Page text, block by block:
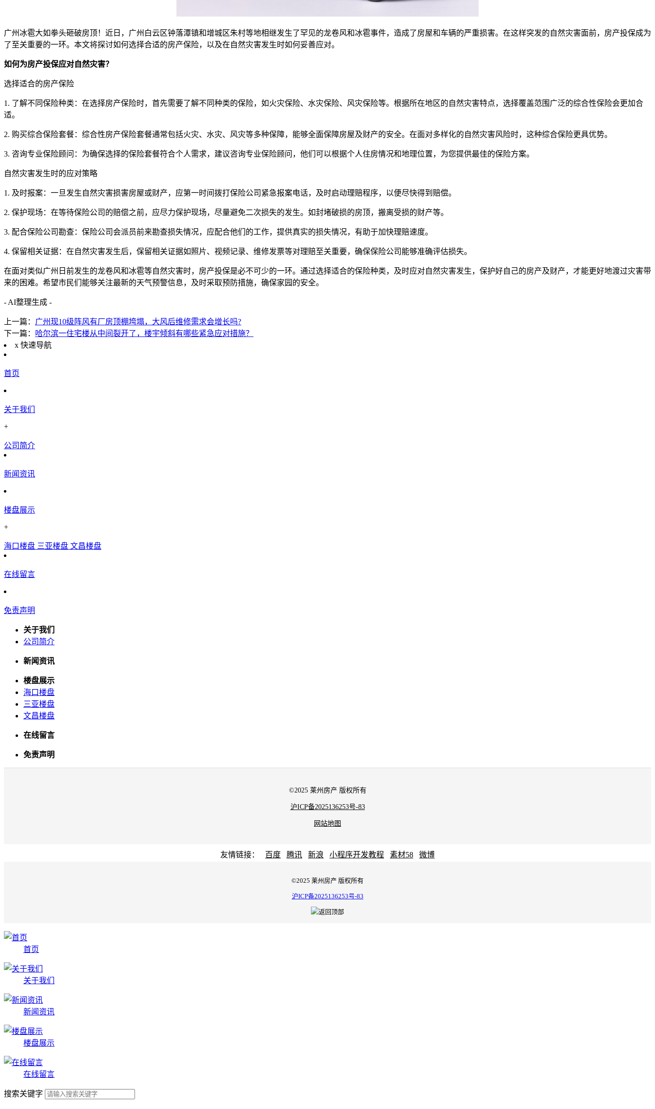
广州冰雹大如拳头砸破房顶！近日，广州白云区钟落潭镇和增城区朱村等地相继发生了罕见的龙卷风和冰雹事件，造成了房屋和车辆的严重损害。在这样突发的自然灾害面前，房产投保成为
了至关重要的一环。本文将探讨如何选择合适的房产保险，以及在自然灾害发生时如何妥善应对。
如何为房产投保应对自然灾害？
选择适合的房产保险
1. 了解不同保险种类：在选择房产保险时，首先需要了解不同种类的保险，如火灾保险、水灾保险、风灾保险等。根据所在地区的自然灾害特点，选择覆盖范围广泛的综合性保险会更加合
适。
2. 购买综合保险套餐：综合性房产保险套餐通常包括火灾、水灾、风灾等多种保障，能够全面保障房屋及财产的安全。在面对多样化的自然灾害风险时，这种综合保险更具优势。
3. 咨询专业保险顾问：为确保选择的保险套餐符合个人需求，建议咨询专业保险顾问，他们可以根据个人住房情况和地理位置，为您提供最佳的保险方案。
自然灾害发生时的应对策略
1. 及时报案：一旦发生自然灾害损害房屋或财产，应第一时间拨打保险公司紧急报案电话，及时启动理赔程序，以便尽快得到赔偿。
2. 保护现场：在等待保险公司的赔偿之前，应尽力保护现场，尽量避免二次损失的发生。如封堵破损的房顶，搬离受损的财产等。
3. 配合保险公司勘查：保险公司会派员前来勘查损失情况，应配合他们的工作，提供真实的损失情况，有助于加快理赔速度。
4. 保留相关证据：在自然灾害发生后，保留相关证据如照片、视频记录、维修发票等对理赔至关重要，确保保险公司能够准确评估损失。
在面对类似广州日前发生的龙卷风和冰雹等自然灾害时，房产投保是必不可少的一环。通过选择适合的保险种类，及时应对自然灾害发生，保护好自己的房产及财产，才能更好地渡过灾害带
来的困难。希望市民们能够关注最新的天气预警信息，及时采取预防措施，确保家园的安全。
- AI整理生成 -
上一篇： 广州现10级阵风有厂房顶棚垮塌，大风后维修需求会增长吗?
下一篇： 哈尔滨一住宅楼从中间裂开了，楼宇倾斜有哪些紧急应对措施？
x 快速导航
首页
关于我们
+
公司简介
新闻资讯
楼盘展示
+
海口楼盘 三亚楼盘 文昌楼盘
在线留言
免责声明
关于我们
公司简介
新闻资讯
楼盘展示
海口楼盘
三亚楼盘
文昌楼盘
在线留言
免责声明
©2025 莱州房产 版权所有
沪ICP备2025136253号-83
网站地图
友情链接： 百度 腾讯 新浪 小程序开发教程 素材58 微博
©2025 莱州房产 版权所有
沪ICP备2025136253号-83
首页
关于我们
新闻资讯
楼盘展示
在线留言
搜索关键字